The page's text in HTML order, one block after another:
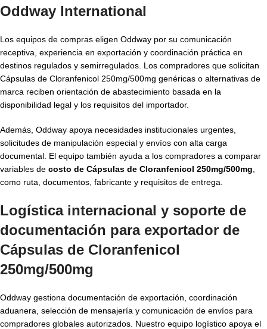
Oddway International
Los equipos de compras eligen Oddway por su comunicación
receptiva, experiencia en exportación y coordinación práctica en
destinos regulados y semirregulados. Los compradores que solicitan
Cápsulas de Cloranfenicol 250mg/500mg genéricas o alternativas de
marca reciben orientación de abastecimiento basada en la
disponibilidad legal y los requisitos del importador.
Además, Oddway apoya necesidades institucionales urgentes,
solicitudes de manipulación especial y envíos con alta carga
documental. El equipo también ayuda a los compradores a comparar
variables de costo de Cápsulas de Cloranfenicol 250mg/500mg
como ruta, documentos, fabricante y requisitos de entrega.
Logística internacional y soporte de
documentación para exportador de
Cápsulas de Cloranfenicol
250mg/500mg
Oddway gestiona documentación de exportación, coordinación
aduanera, selección de mensajería y comunicación de envíos para
compradores globales autorizados. Nuestro equipo logístico apoya el